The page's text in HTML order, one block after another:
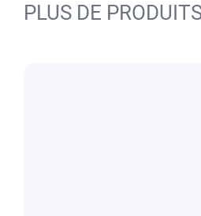
PLUS DE